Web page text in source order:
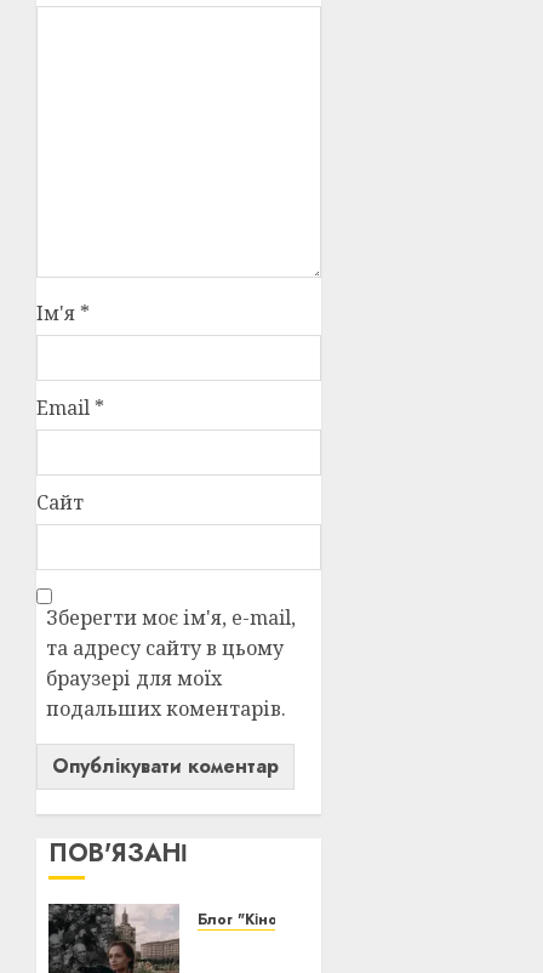
Ім'я *
Email *
Сайт
Зберегти моє ім'я, e-mail,
та адресу сайту в цьому
браузері для моїх
подальших коментарів.
ПОВ'ЯЗАНІ
Блог "Кіновізія"